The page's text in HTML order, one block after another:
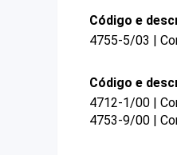
Código e
4755-5/03 |
Código e
4712-1/00 |
4753-9/00 |